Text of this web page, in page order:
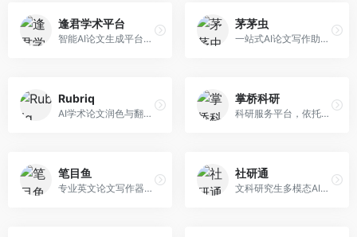
逢君学术平台
智能AI论文生成平台，支持查重检测。面向高校学生和研究人员，提供论文选题、内容生成、查重修改等一站式服务，学术写作流程完整。
茅茅虫
一站式AI论文写作助手，覆盖学术写作全场景。面向高校学生和科研人员，提供开题报告、文献综述、论文正文等写作服务，支持多学科多类型论文，操作简便。
Rubriq
AI学术论文润色与翻译平台。面向国际期刊投稿者，提供论文润色、翻译、格式调整等服务，支持多语言，学术表达专业规范。
掌桥科研
科研服务平台，依托3亿+真实文献数据库。面向学术研究者和学生，提供文献检索、论文写作、科研数据分析等服务，文献资源丰富，学术支持专业。
笔目鱼
专业英文论文写作器，支持学术论文全流程。面向留学生和国际期刊投稿者，提供英文论文撰写、润色、格式调整等服务，学术英语表达规范。
社研通
文科研究生多模态AI学术写作平台。面向文科研究生和社科研究者，提供文献综述、理论分析、定性研究辅助等服务，文科研究方法论支持完善。